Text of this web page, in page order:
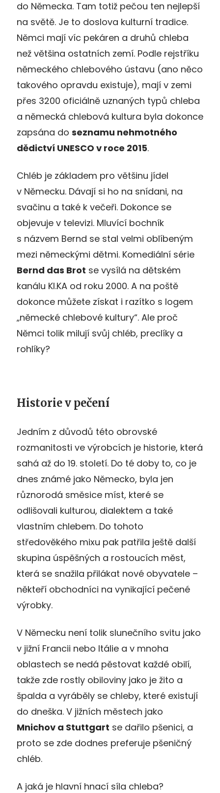
do Německa. Tam totiž pečou ten nejlepší
na světě. Je to doslova kulturní tradice.
Němci mají víc pekáren a druhů chleba
než většina ostatních zemí. Podle rejstříku
německého chlebového ústavu (ano něco
takového opravdu existuje), mají v zemi
přes 3200 oficiálně uznaných typů chleba
a německá chlebová kultura byla dokonce
zapsána do seznamu nehmotného
dědictví UNESCO v roce 2015.
Chléb je základem pro většinu jídel
v Německu. Dávají si ho na snídani, na
svačinu a také k večeři. Dokonce se
objevuje v televizi. Mluvící bochník
s názvem Bernd se stal velmi oblíbeným
mezi německými dětmi. Komediální série
Bernd das Brot se vysílá na dětském
kanálu KI.KA od roku 2000. A na poště
dokonce můžete získat i razítko s logem
„německé chlebové kultury“. Ale proč
Němci tolik milují svůj chléb, preclíky a
rohlíky?
Historie v pečení
Jedním z důvodů této obrovské
rozmanitosti ve výrobcích je historie, která
sahá až do 19. století. Do té doby to, co je
dnes známé jako Německo, byla jen
různorodá směsice míst, které se
odlišovali kulturou, dialektem a také
vlastním chlebem. Do tohoto
středověkého mixu pak patřila ještě další
skupina úspěšných a rostoucích měst,
která se snažila přilákat nové obyvatele –
někteří obchodníci na vynikající pečené
výrobky.
V Německu není tolik slunečního svitu jako
v jižní Francii nebo Itálie a v mnoha
oblastech se nedá pěstovat každé obilí,
takže zde rostly obiloviny jako je žito a
špalda a vyráběly se chleby, které existují
do dneška. V jižních městech jako
Mnichov a Stuttgart se dařilo pšenici, a
proto se zde dodnes preferuje pšeničný
chléb.
A jaká je hlavní hnací síla chleba?